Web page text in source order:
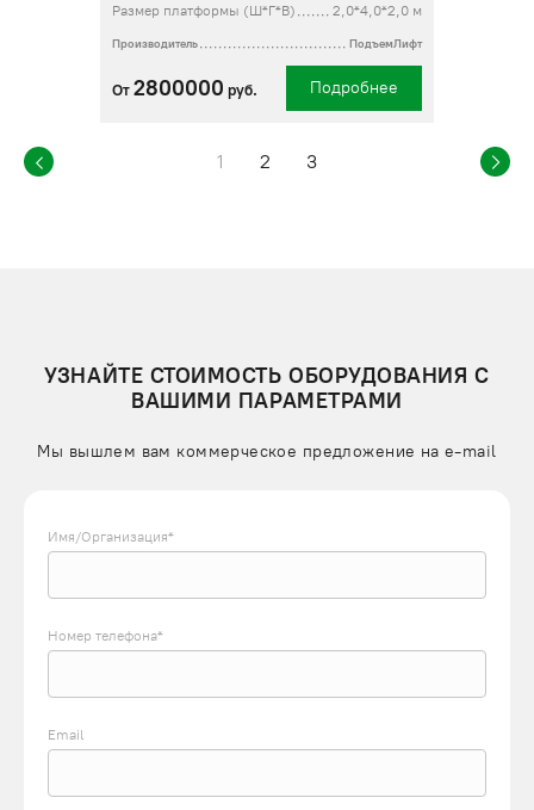
Размер платформы (Ш*Г*В)
2,0*4,0*2,0 м
Производитель ПодъемЛифт
От 2800000 руб. Подробнее
1 2 3
УЗНАЙТЕ СТОИМОСТЬ ОБОРУДОВАНИЯ С
ВАШИМИ ПАРАМЕТРАМИ
Мы вышлем вам коммерческое предложение на e-mail
Имя/Организация*
Номер телефона*
Email